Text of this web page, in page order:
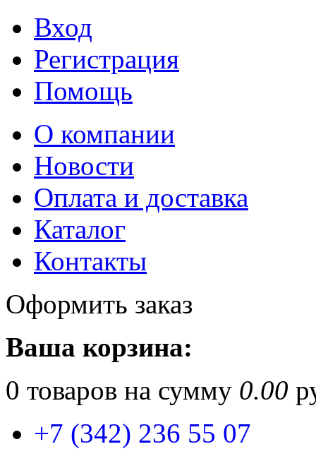
Вход
Регистрация
Помощь
О компании
Новости
Оплата и доставка
Каталог
Контакты
Оформить заказ
Ваша корзина:
0 товаров на сумму 0.00
+7 (342) 236 55 07